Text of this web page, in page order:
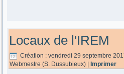
Locaux de l'IREM
Création : vendredi 29 septembre
Webmestre (S. Dussubieux)
Imprimer